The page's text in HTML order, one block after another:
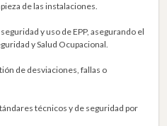
de las instalaciones.
y uso de EPP, asegurando el
y Salud Ocupacional.
de desviaciones, fallas o
técnicos y de seguridad por